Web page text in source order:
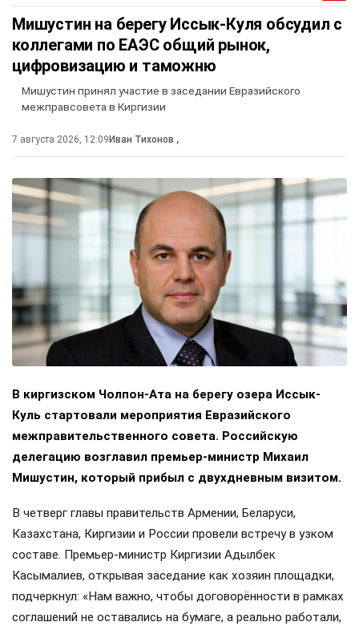
Мишустин на берегу Иссык-Куля обсудил с
коллегами по ЕАЭС общий рынок,
цифровизацию и таможню
Мишустин принял участие в заседании Евразийского
межправсовета в Киргизии
7 августа 2026, 12:09Иван Тихонов ,
В киргизском Чолпон-Ата на берегу озера Иссык-
Куль стартовали мероприятия Евразийского
межправительственного совета. Российскую
делегацию возглавил премьер-министр Михаил
Мишустин, который прибыл с двухдневным визитом.
В четверг главы правительств Армении, Беларуси,
Казахстана, Киргизии и России провели встречу в узком
составе. Премьер-министр Киргизии Адылбек
Касымалиев, открывая заседание как хозяин площадки,
подчеркнул: «Нам важно, чтобы договорённости в рамках
соглашений не оставались на бумаге, а реально работали,